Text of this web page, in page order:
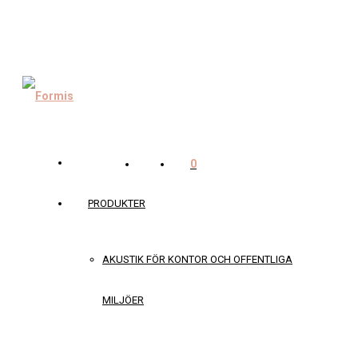
PRODUKTER
AKUSTIK FÖR KONTOR OCH OFFENTLIGA
MILJÖER
0